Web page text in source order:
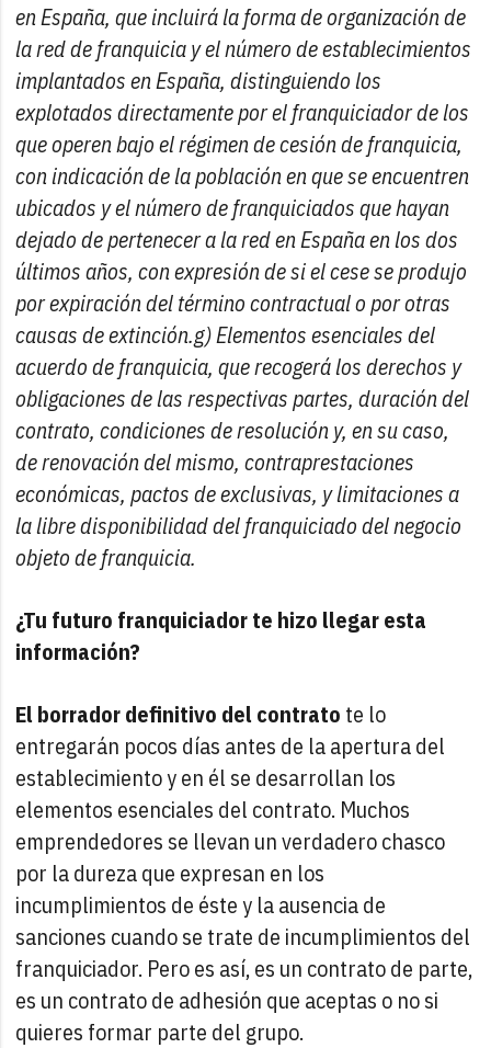
en España, que incluirá la forma de organización de
la red de franquicia y el número de establecimientos
implantados en España, distinguiendo los
explotados directamente por el franquiciador de los
que operen bajo el régimen de cesión de franquicia,
con indicación de la población en que se encuentren
ubicados y el número de franquiciados que hayan
dejado de pertenecer a la red en España en los dos
últimos años, con expresión de si el cese se produjo
por expiración del término contractual o por otras
causas de extinción.g) Elementos esenciales del
acuerdo de franquicia, que recogerá los derechos y
obligaciones de las respectivas partes, duración del
contrato, condiciones de resolución y, en su caso,
de renovación del mismo, contraprestaciones
económicas, pactos de exclusivas, y limitaciones a
la libre disponibilidad del franquiciado del negocio
objeto de franquicia.
¿Tu futuro franquiciador te hizo llegar esta
información?
El borrador definitivo del contrato te lo
entregarán pocos días antes de la apertura del
establecimiento y en él se desarrollan los
elementos esenciales del contrato. Muchos
emprendedores se llevan un verdadero chasco
por la dureza que expresan en los
incumplimientos de éste y la ausencia de
sanciones cuando se trate de incumplimientos del
franquiciador. Pero es así, es un contrato de parte,
es un contrato de adhesión que aceptas o no si
quieres formar parte del grupo.